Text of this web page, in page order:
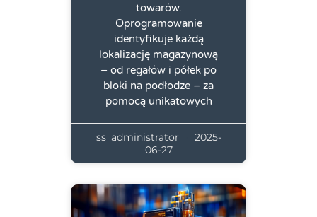
towarów.
Oprogramowanie
identyfikuje każdą
lokalizację magazynową
– od regałów i półek po
bloki na podłodze – za
pomocą unikatowych
ss_administrator
2025-
06-27